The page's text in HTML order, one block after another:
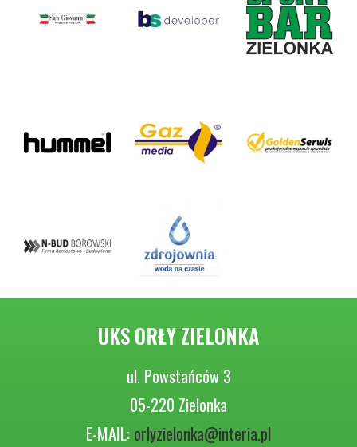
UKS ORŁY ZIELONKA
ul. Powstańców 3
05-220 Zielonka
E-MAIL: orlyzielonka@interia.pl